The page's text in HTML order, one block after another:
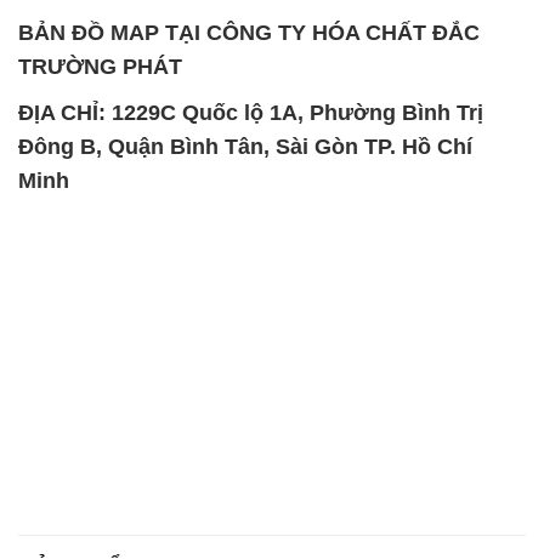
BẢN ĐỒ MAP TẠI CÔNG TY HÓA CHẤT ĐẮC
TRƯỜNG PHÁT
ĐỊA CHỈ: 1229C Quốc lộ 1A, Phường Bình Trị
Đông B, Quận Bình Tân, Sài Gòn TP. Hồ Chí
Minh